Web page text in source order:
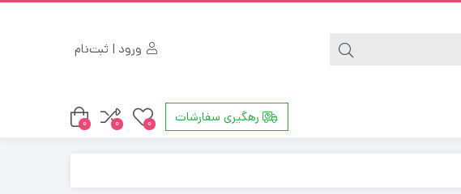
ورود | ثبت‌نام
رهگیری سفارشات 0
0
0